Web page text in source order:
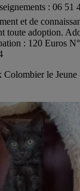
: 06
et de
toute adoption.
: 120 Euros
le Jeune